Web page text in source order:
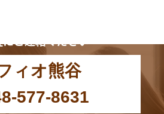
ご連絡ください
ィオ熊谷
577-8631